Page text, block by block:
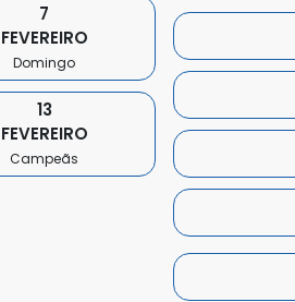
7
FEVEREIRO
Domingo
13
FEVEREIRO
Campeãs